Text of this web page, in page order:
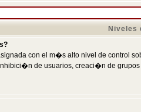
Niveles
con el m�s alto nivel de control
de usuarios, creaci�n de